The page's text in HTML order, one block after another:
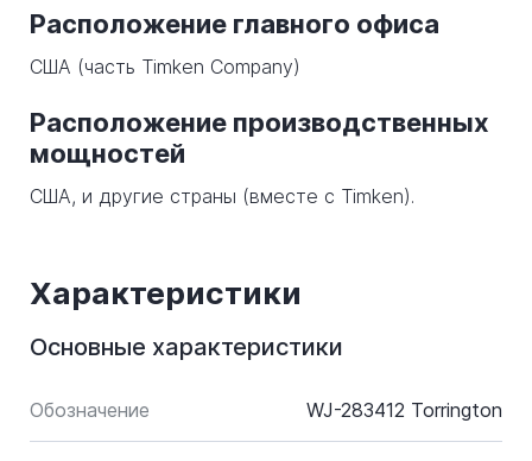
Расположение главного офиса
США (часть Timken Company)
Расположение производственных
мощностей
США, и другие страны (вместе с Timken).
Характеристики
Основные характеристики
Обозначение WJ-283412 Torrington